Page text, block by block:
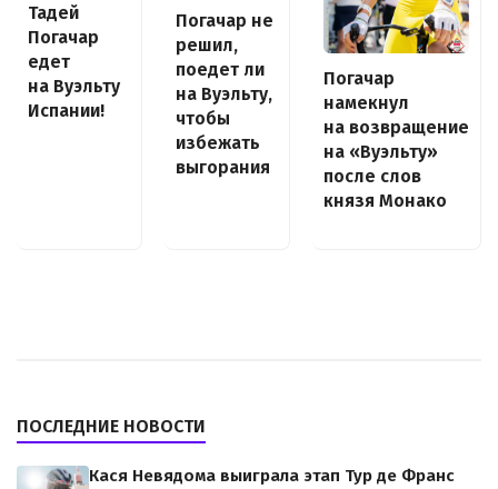
Тадей
Погачар
едет
на Вуэльту
Испании!
Погачар не
решил,
поедет ли
на Вуэльту,
чтобы
избежать
выгорания
Погачар
намекнул
на возвращение
на «Вуэльту»
после слов
князя Монако
ПОСЛЕДНИЕ НОВОСТИ
Кася Невядома выиграла этап Тур де Франс